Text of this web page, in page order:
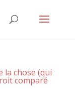
la chose (qui
comparé